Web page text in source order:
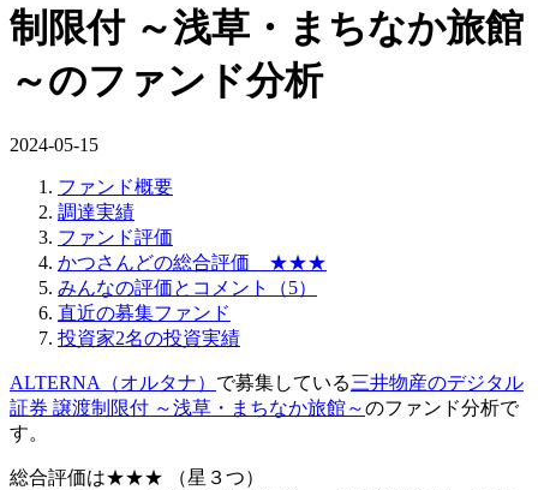
制限付 ～浅草・まちなか旅館
～のファンド分析
2024-05-15
ファンド概要
調達実績
ファンド評価
かつさんどの総合評価 ★★★
みんなの評価とコメント（5）
直近の募集ファンド
投資家2名の投資実績
ALTERNA（オルタナ） で募集している三井物産のデジタル
証券 譲渡制限付 ～浅草・まちなか旅館～のファンド分析で
す。
総合評価は★★★
（星３つ）